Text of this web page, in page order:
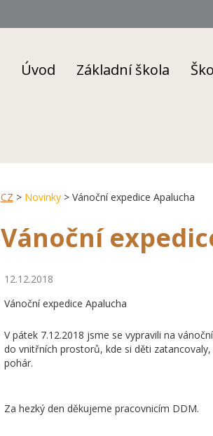
Úvod Základní škola
CZ > Novinky> Vánoční expedice Apalucha
Vánoční
12.12.2018
Vánoční expedice Apalucha
V pátek 7.12.2018 jsme se vypravili na
do vnitřních prostorů, kde si děti
pohár.
Za hezký den děkujeme pracovnicím DDM.